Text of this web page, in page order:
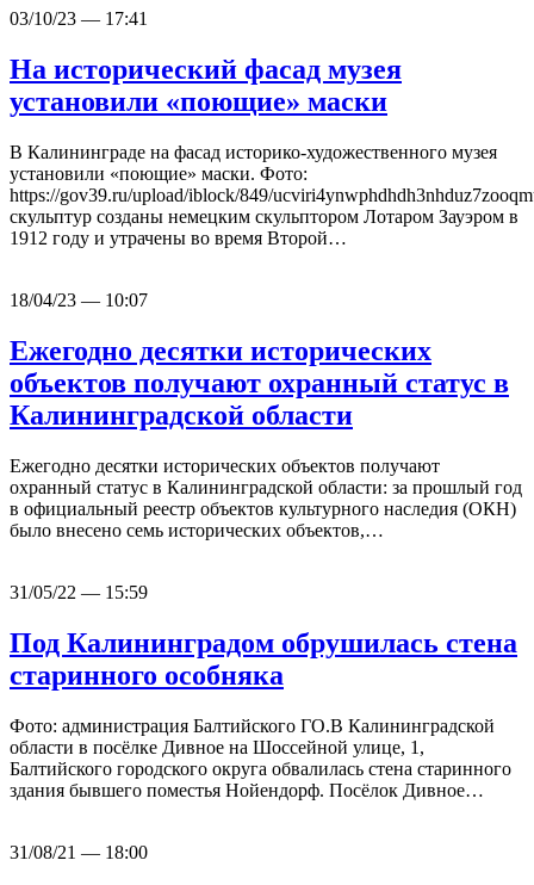
03/10/23 — 17:41
На исторический фасад музея
установили «поющие» маски
В Калининграде на фасад историко-художественного музея
установили «поющие» маски. Фото:
https://gov39.ru/upload/iblock/849/
скульптур созданы немецким скульптором Лотаром Зауэром в
1912 году и утрачены во время Второй…
18/04/23 — 10:07
Ежегодно десятки исторических
объектов получают охранный статус в
Калининградской области
Ежегодно десятки исторических объектов получают
охранный статус в Калининградской области: за прошлый год
в официальный реестр объектов культурного наследия (ОКН)
было внесено семь исторических объектов,…
31/05/22 — 15:59
Под Калининградом обрушилась стена
старинного особняка
Фото: администрация Балтийского ГО.В Калининградской
области в посёлке Дивное на Шоссейной улице, 1,
Балтийского городского округа обвалилась стена старинного
здания бывшего поместья Нойендорф. Посёлок Дивное…
31/08/21 — 18:00